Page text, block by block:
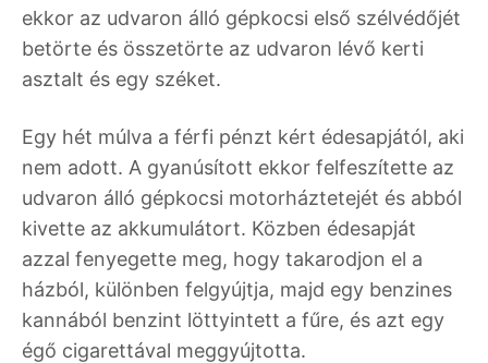
ekkor az udvaron álló gépkocsi első szélvédőjét
betörte és összetörte az udvaron lévő kerti
asztalt és egy széket.
Egy hét múlva a férfi pénzt kért édesapjától, aki
nem adott. A gyanúsított ekkor felfeszítette az
udvaron álló gépkocsi motorháztetejét és abból
kivette az akkumulátort. Közben édesapját
azzal fenyegette meg, hogy takarodjon el a
házból, különben felgyújtja, majd egy benzines
kannából benzint löttyintett a fűre, és azt egy
égő cigarettával meggyújtotta.